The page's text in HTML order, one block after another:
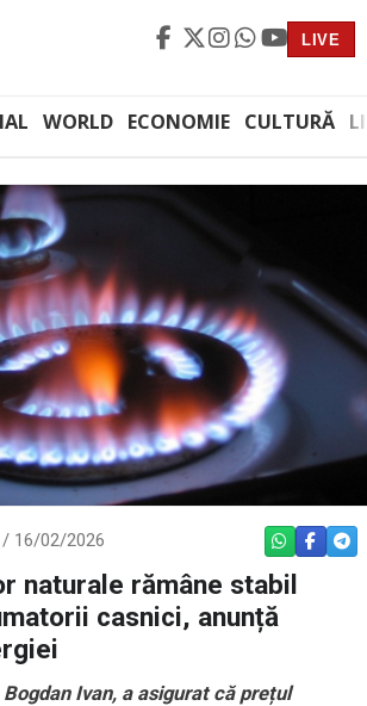
LIVE
WORLD ECONOMIE CULTURĂ
/ 16/02/2026 WHATSAPP
naturale rămâne stabil
casnici, anunță
Ivan, a asigurat că prețul